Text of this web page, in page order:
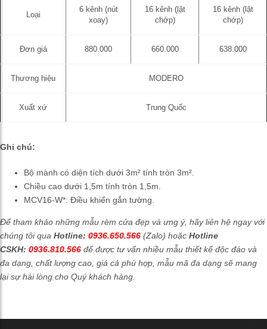
Loại
6 kênh (nút
xoay)
16 kênh (lật
chớp)
16 kênh (lật
chớp)
Đơn giá 880.000 660.000 638.000
Thương hiệu MODERO
Xuất xứ Trung Quốc
Ghi chú:
Bộ mành có diện tích dưới 3m² tính tròn 3m².
Chiều cao dưới 1,5m tính tròn 1,5m.
MCV16-W*: Điều khiển gắn tường.
Để tham khảo những mẫu rèm cửa đẹp và ưng ý, hãy liên hệ ngay với
chúng tôi qua Hotline: 0936.650.566 (Zalo) hoặc Hotline
CSKH: 0936.810.566 để được tư vấn nhiều mẫu thiết kế độc đáo và
đa dạng, chất lượng cao, giá cả phù hợp, mẫu mã đa dạng sẽ mang
lại sự hài lòng cho Quý khách hàng.